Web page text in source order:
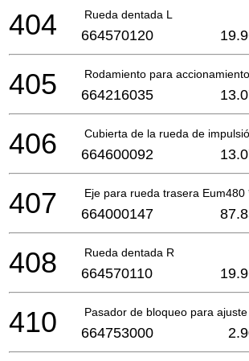
Rueda dentada L
404 664570120
Rodamiento para accionamiento.
405 664216035
Cubierta de la rueda de
406 664600092
Eje para rueda trasera Eum480
407 664000147
Rueda dentada R
408 664570110
Pasador de bloqueo para ajuste
410 664753000